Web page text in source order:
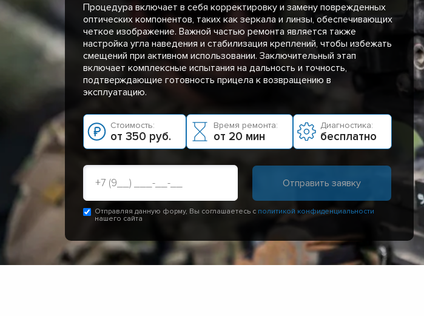
Процедура включает в себя корректировку и замену поврежденных
оптических компонентов, таких как зеркала и линзы, обеспечивающих
четкое изображение. Важной частью ремонта является также
настройка угла наведения и стабилизация креплений, чтобы избежать
смещений при активном использовании. Заключительный этап
включает комплексные испытания на дальность и точность,
подтверждающие готовность прицела к возвращению в
эксплуатацию.
Стоимость:
от 350 руб.
Время ремонта:
от 20 мин
Диагностика:
бесплатно
Отправляя данную форму, Вы соглашаетесь с политикой конфиденциальности
нашего сайта